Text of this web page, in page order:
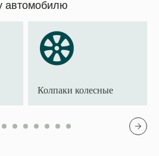
автомобилю
Колпаки колесные